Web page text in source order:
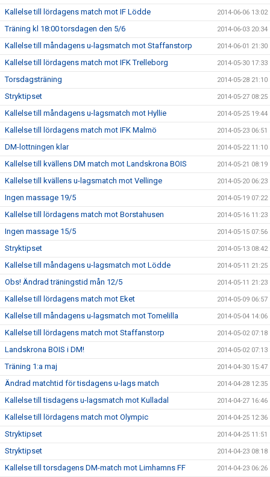
Kallelse till lördagens match mot IF Lödde 2014-06-06 13:02
Träning kl 18:00 torsdagen den 5/6 2014-06-03 20:34
Kallelse till måndagens u-lagsmatch mot Staffanstorp 2014-06-01 21:30
Kallelse till lördagens match mot IFK Trelleborg 2014-05-30 17:33
Torsdagsträning 2014-05-28 21:10
Stryktipset 2014-05-27 08:25
Kallelse till måndagens u-lagsmatch mot Hyllie 2014-05-25 19:44
Kallelse till lördagens match mot IFK Malmö 2014-05-23 06:51
DM-lottningen klar 2014-05-22 11:10
Kallelse till kvällens DM match mot Landskrona BOIS 2014-05-21 08:19
Kallelse till kvällens u-lagsmatch mot Vellinge 2014-05-20 06:23
Ingen massage 19/5 2014-05-19 07:22
Kallelse till lördagens match mot Borstahusen 2014-05-16 11:23
Ingen massage 15/5 2014-05-15 07:56
Stryktipset 2014-05-13 08:42
Kallelse till måndagens u-lagsmatch mot Lödde 2014-05-11 21:25
Obs! Ändrad träningstid mån 12/5 2014-05-11 21:23
Kallelse till lördagens match mot Eket 2014-05-09 06:57
Kallelse till måndagens u-lagsmatch mot Tomelilla 2014-05-04 14:06
Kallelse till lördagens match mot Staffanstorp 2014-05-02 07:18
Landskrona BOIS i DM! 2014-05-02 07:13
Träning 1:a maj 2014-04-30 15:47
Ändrad matchtid för tisdagens u-lags match 2014-04-28 12:35
Kallelse till tisdagens u-lagsmatch mot Kulladal 2014-04-27 16:46
Kallelse till lördagens match mot Olympic 2014-04-25 12:36
Stryktipset 2014-04-25 11:51
Stryktipset 2014-04-23 08:18
Kallelse till torsdagens DM-match mot Limhamns FF 2014-04-23 06:26